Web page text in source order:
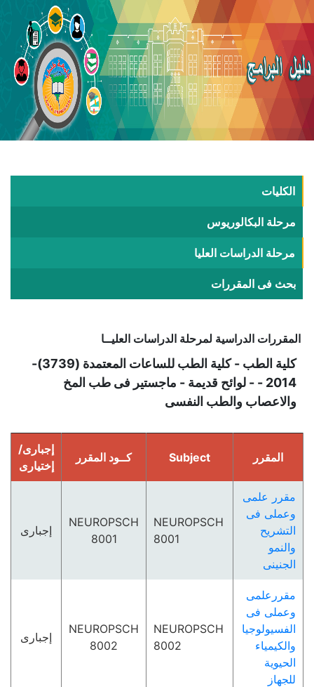
الكليات
مرحلة البكالوريوس
مرحلة الدراسات العليا
بحث فى المقررات
المقررات الدراسية لمرحلة الدراسات العليــا
كلية الطب - كلية الطب للساعات المعتمدة (3739)-
2014 - - لوائح قديمة - ماجستير فى طب المخ
والاعصاب والطب النفسى
المقرر Subject كــود المقرر
إجبارى/
إختيارى
مقرر علمى
وعملى فى
التشريح
والنمو
الجنينى
NEUROPSCH
8001
NEUROPSCH
8001
إجبارى
مقررعلمى
وعملى فى
الفسيولوجيا
والكيمياء
الحيوية
للجھاز
NEUROPSCH
8002
NEUROPSCH
8002
إجبارى